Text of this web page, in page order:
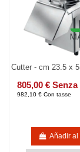
Cutter - cm 23.5 x
805,00 €
982,10 € Con tasse
Añadir al